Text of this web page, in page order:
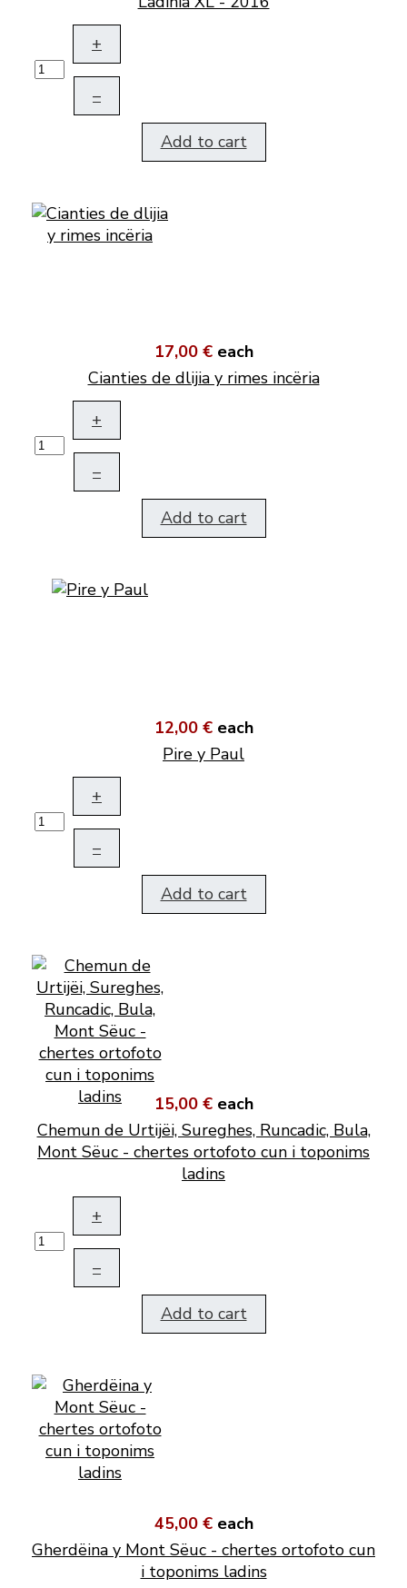
+
–
Add to cart
17,00 € each
Cianties de dlijia y rimes incëria
+
–
Add to cart
12,00 € each
Pire y Paul
+
–
Add to cart
15,00 € each
Chemun de Urtijëi, Sureghes, Runcadic, Bula,
Mont Sëuc - chertes ortofoto cun i toponims
ladins
+
–
Add to cart
45,00 € each
Gherdëina y Mont Sëuc - chertes ortofoto cun
i toponims ladins